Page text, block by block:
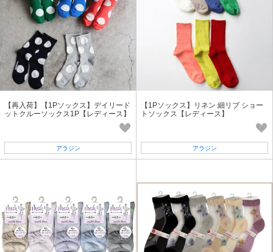
【再入荷】【1Pソックス】デイリード
ットクルーソックス1P【レディース】
アラジン
【1Pソックス】リネン 細リブ ショー
トソックス【レディース】
アラジン